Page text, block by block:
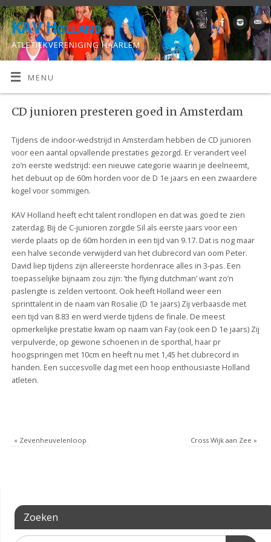
KAV Holland
ATLETIEKVERENIGING HAARLEM
MENU
CD junioren presteren goed in Amsterdam
Tijdens de indoor-wedstrijd in Amsterdam hebben de CD junioren
voor een aantal opvallende prestaties gezorgd. Er verandert veel
zo’n eerste wedstrijd: een nieuwe categorie waarin je deelneemt,
het debuut op de 60m horden voor de D 1e jaars en een zwaardere
kogel voor sommigen.
KAV Holland heeft echt talent rondlopen en dat was goed te zien
zaterdag. Bij de C-junioren zorgde Sil als eerste jaars voor een
vierde plaats op de 60m horden in een tijd van 9.17. Dat is nog maar
een halve seconde verwijderd van het clubrecord van oom Peter.
David liep tijdens zijn allereerste hordenrace alles in 3-pas. Een
toepasselijke bijnaam zou zijn: ’the flying dutchman’ want zo’n
paslengte is zelden vertoont. Ook heeft Holland weer een
sprinttalent in de naam van Rosalie (D 1e jaars) Zij verbaasde met
een tijd van 8.83 en werd vierde tijdens de finale. De meest
opmerkelijke prestatie kwam op naam van Fay (ook een D 1e jaars) Zij
verpulverde, op gewone schoenen in de sporthal, haar pr
hoogspringen met 10cm en heeft nu met 1,45 het clubrecord in
handen. Een succesvolle dag met een hoop enthousiaste Holland
atleten.
«Zevenheuvelenloop Cross Wijk aan Zee»
Zoeken